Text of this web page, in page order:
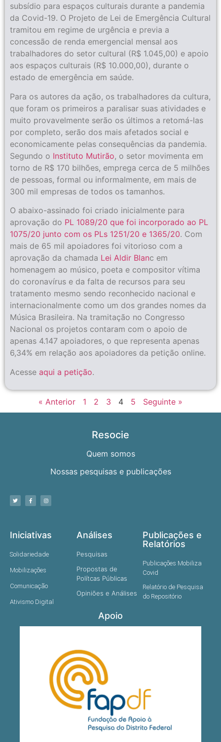
subsídio para espaços culturais durante a pandemia
da Covid-19. O Projeto de Lei de Emergência Cultural
tramitou em regime de urgência e previa a
concessão de renda emergencial mensal aos
trabalhadores do setor cultural (R$ 1.045,00) e apoio
aos espaços culturais (R$ 10.000,00), durante o
estado de emergência em saúde.
Para os autores da ação, os trabalhadores da cultura,
que foram os primeiros a paralisar suas atividades e
muito provavelmente serão os últimos a retomá-las
por completo, serão dos mais afetados social e
economicamente pelas consequências da pandemia.
Segundo o Instituto Mutirão, o setor movimenta em
torno de R$ 170 bilhões, emprega cerca de 5 milhões
de pessoas, formal ou informalmente, em mais de
300 mil empresas de todos os tamanhos.
O abaixo-assinado foi criado inicialmente para
aprovação do PL 1089/20 que foi incorporado ao PL
1075/20 junto com os PLs 1251/20 e 1365/20. Com
mais de 65 mil apoiadores foi vitorioso com a
aprovação da chamada Lei Aldir Blanc em
homenagem ao músico, poeta e compositor vítima
do coronavírus e da falta de recursos para seu
tratamento mesmo sendo reconhecido nacional e
internacionalmente como um dos grandes nomes da
Música Brasileira. Na tramitação no Congresso
Nacional os projetos contaram com o apoio de
apenas 4.147 apoiadores, o que representa apenas
6,34% em relação aos apoiadores da petição online.
Acesse aqui a petição.
« Anterior 1 2 3 4 5 Seguinte »
Resocie
Quem somos
Nossas pesquisas e publicações
Iniciativas
Solidariedade
Mobilizações
Comunicação
Ativismo Digital
Análises
Pesquisas
Propostas de
Polítcas Públicas
Opiniões e Análises
Publicações e
Relatórios
Publicações Mobiliza
Covid
Relatório de Pesquisa
do Repositório
Apoio